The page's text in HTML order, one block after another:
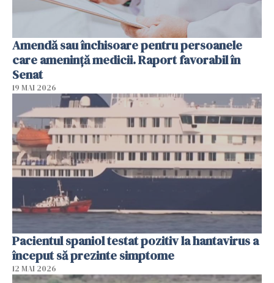
Amendă sau închisoare pentru persoanele
care ameninţă medicii. Raport favorabil în
Senat
19 MAI 2026
Pacientul spaniol testat pozitiv la hantavirus a
început să prezinte simptome
12 MAI 2026